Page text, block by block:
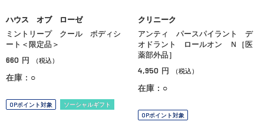
ハウス オブ ローゼ
ミントリープ クール ボディシ
ート＜限定品＞
660 円 （税込）
在庫：○
OPポイント対象 ソーシャルギフト
クリニーク
アンティ パースパイラント デ
オドラント ロールオン Ｎ［医
薬部外品］
4,950 円 （税込）
在庫：○
OPポイント対象